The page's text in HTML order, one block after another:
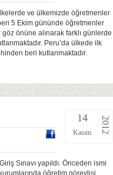
ve ülkemizde öğretmenler
5 Ekim gününde öğretmenler
önüne alınarak farklı günlerde
Peru’da ülkede ilk
beri kutlanmaktadır.
14
Kasım 2012
Sınavı yapıldı. Önceden ismi
öğretim görevlisi,